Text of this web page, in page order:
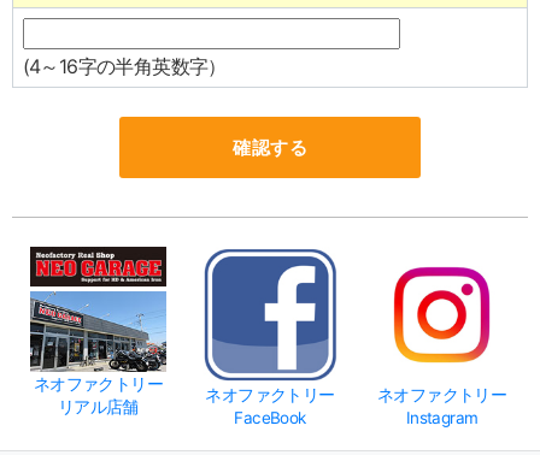
(4～16字の半角英数字）
ネオファクトリー
リアル店舗
ネオファクトリー
FaceBook
ネオファクトリー
Instagram